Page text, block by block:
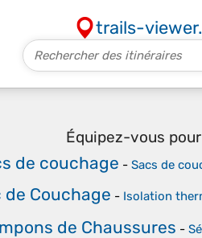
trails-
Équipez-vous
de couchage - Sacs de
de Couchage - Isolation
de Chaussures -